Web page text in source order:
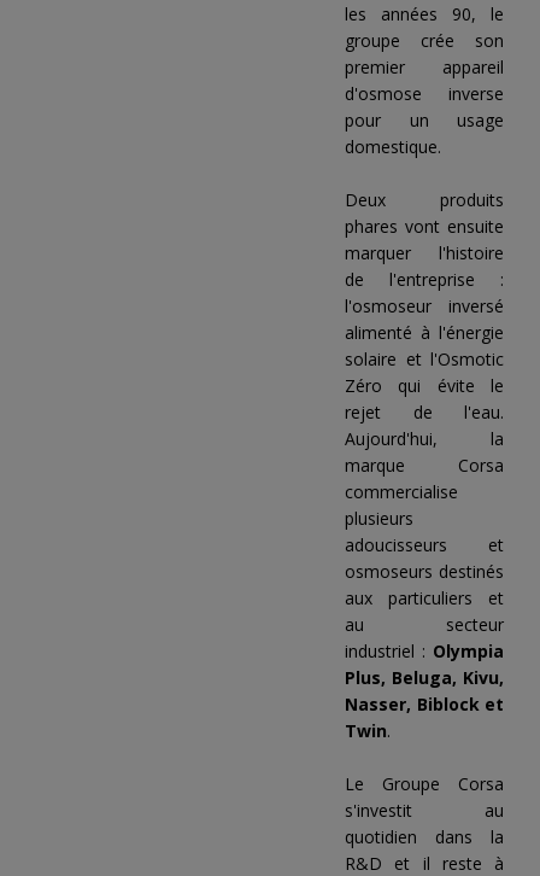
les années 90, le
groupe crée son
premier appareil
d'osmose inverse
pour un usage
domestique.
Deux produits
phares vont ensuite
marquer l'histoire
de l'entreprise :
l'osmoseur inversé
alimenté à l'énergie
solaire et l'Osmotic
Zéro qui évite le
rejet de l'eau.
Aujourd'hui, la
marque Corsa
commercialise
plusieurs
adoucisseurs et
osmoseurs destinés
aux particuliers et
au secteur
industriel : Olympia
Plus, Beluga, Kivu,
Nasser, Biblock et
Twin.
Le Groupe Corsa
s'investit au
quotidien dans la
R&D et il reste à